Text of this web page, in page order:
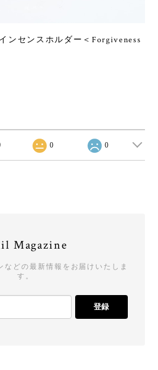
ンセンスホルダー＜Forgiveness
0 0
Magazine
などの最新情報をお届けいたしま
す。
登録